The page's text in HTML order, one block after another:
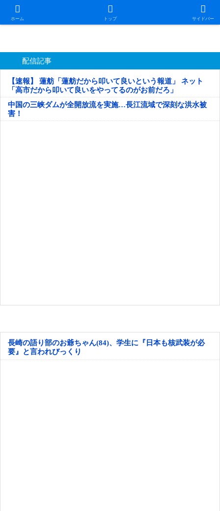
ホーム トップ サイドバー
日本第一！ニュース録
配信記事
【速報】 蓮舫「蓮舫だから叩いて良いという報道」 ネット
「高市だから叩いて良いをやってるのがお前だろ」
中国の三峡ダムが全開放流を実施…長江流域で深刻な洪水被
害！
長崎の語り部のお爺ちゃん(84)、学生に『日本も核武装が必
要』と言われびっくり